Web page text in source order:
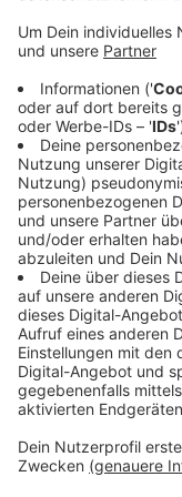
Anzeige
Vom
Zukunftskonzept
Heimatstandort
Fokus und
Konzept sieht vor,
Forschung
Außerdem soll ein
Neueinstellungen
Anzeige